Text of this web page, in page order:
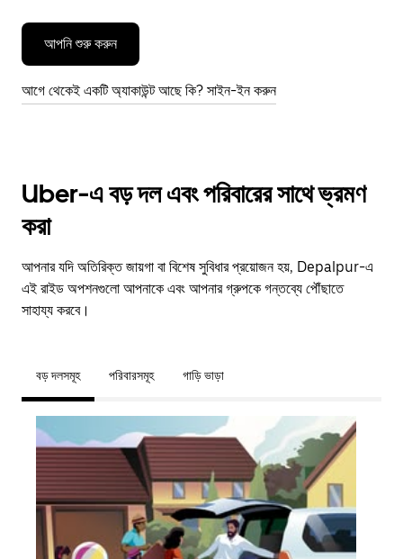
আপনি শুরু করুন
আগে থেকেই একটি অ্যাকাউন্ট আছে কি? সাইন-ইন করুন
Uber-এ বড় দল এবং পরিবারের সাথে ভ্রমণ
করা
আপনার যদি অতিরিক্ত জায়গা বা বিশেষ সুবিধার প্রয়োজন হয়, Depalpur-এ
এই রাইড অপশনগুলো আপনাকে এবং আপনার গ্রুপকে গন্তব্যে পৌঁছাতে
সাহায্য করবে।
বড় দলসমূহ পরিবারসমূহ গাড়ি ভাড়া